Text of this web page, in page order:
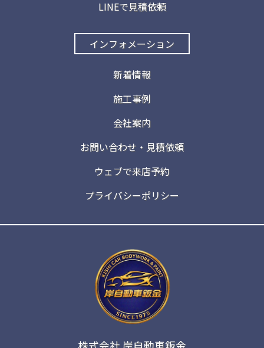
LINEで見積依頼
インフォメーション
新着情報
施工事例
会社案内
お問い合わせ・見積依頼
ウェブで来店予約
プライバシーポリシー